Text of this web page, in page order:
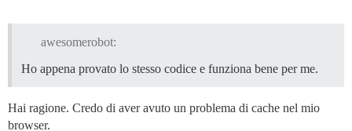
awesomerobot:
Ho appena provato lo stesso codice e funziona bene per me.
Hai ragione. Credo di aver avuto un problema di cache nel mio
browser.